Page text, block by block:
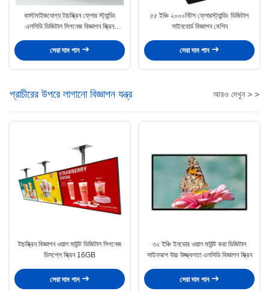
কাস্টমাইজযোগ্য টাচস্ক্রিন ফ্লোর স্ট্যান্ডিং
এলসিডি ডিজিটাল সিগনেজ বিজ্ঞাপন স্ক্রিন
সেরা দাম পান
৫৫ ইঞ্চি ২০০০নিটস ফ্লোরস্ট্যান্ডিং ডিজিটাল
সাইনবোর্ড বিজ্ঞাপন মেশিন
সেরা দাম পান
প্রাচীরের উপরে লাগানো বিজ্ঞাপন যন্ত্র আরও দেখুন > >
টাচস্ক্রিন বিজ্ঞাপন ওয়াল মাউন্ট ডিজিটাল সিগনেজ
ডিসপ্লে স্ক্রিন 16GB
সেরা দাম পান
৩২ ইঞ্চি ইনডোর ওয়াল মাউন্ট করা ডিজিটাল
সাইনআপ উচ্চ উজ্জ্বলতা এলসিডি বিজ্ঞাপন স্ক্রিন
সেরা দাম পান